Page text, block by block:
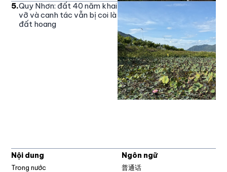
5.Quy Nhơn: đất 40 năm khai
vỡ và canh tác vẫn bị coi là
đất hoang
Nội dung
Trong nước
Ngôn ngữ
普通话